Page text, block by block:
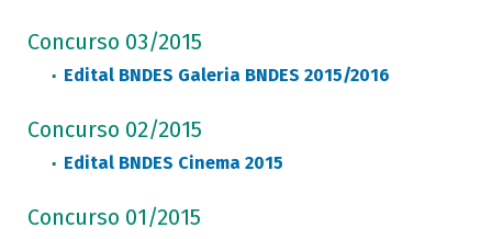
Concurso 03/2015
Edital BNDES Galeria BNDES 2015/2016
Concurso 02/2015
Edital BNDES Cinema 2015
Concurso 01/2015